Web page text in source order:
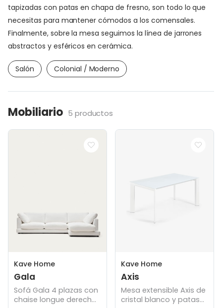
tapizadas con patas en chapa de fresno, son todo lo que
necesitas para mantener cómodos a los comensales.
Finalmente, sobre la mesa seguimos la línea de jarrones
abstractos y esféricos en cerámica.
Salón Colonial / Moderno
Mobiliario 5 productos
Kave Home
Gala
Sofá Gala 4 plazas con
chaise longue derecho
Kave Home
Axis
Mesa extensible Axis de
cristal blanco y patas